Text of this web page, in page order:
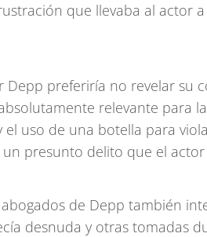
que llevaba al actor
Depp preferiría no revelar su
relevante para
el uso de una botella para
presunto delito que el
de Depp también
desnuda y otras tomadas